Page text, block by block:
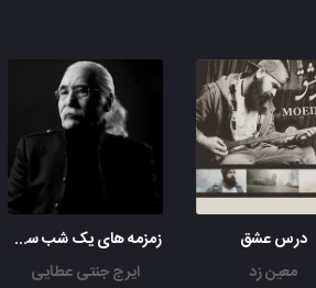
درس عشق
معین زد
زمزمه های یک شب سی ساله ای
ایرج جنتی عطایی